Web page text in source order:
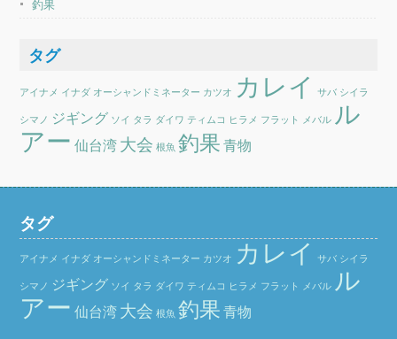
釣果
タグ
アイナメ イナダ オーシャンドミネーター カツオ カレイ サバ シイラ
シマノ ジギング ソイ タラ ダイワ ティムコ ヒラメ フラット メバル ル
アー 仙台湾 大会 根魚 釣果 青物
タグ
アイナメ イナダ オーシャンドミネーター カツオ カレイ サバ シイラ
シマノ ジギング ソイ タラ ダイワ ティムコ ヒラメ フラット メバル ル
アー 仙台湾 大会 根魚 釣果 青物